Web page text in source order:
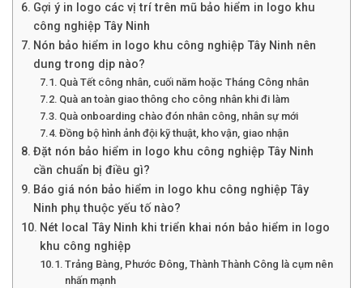
Gợi ý in logo các vị trí trên mũ bảo hiểm in logo khu
công nghiệp Tây Ninh
Nón bảo hiểm in logo khu công nghiệp Tây Ninh nên
dung trong dịp nào?
Quà Tết công nhân, cuối năm hoặc Tháng Công nhân
Quà an toàn giao thông cho công nhân khi đi làm
Quà onboarding chào đón nhân công, nhân sự mới
Đồng bộ hình ảnh đội kỹ thuật, kho vận, giao nhận
Đặt nón bảo hiểm in logo khu công nghiệp Tây Ninh
cần chuẩn bị điều gì?
Báo giá nón bảo hiểm in logo khu công nghiệp Tây
Ninh phụ thuộc yếu tố nào?
Nét local Tây Ninh khi triển khai nón bảo hiểm in logo
khu công nghiệp
Trảng Bàng, Phước Đông, Thành Thành Công là cụm nên
nhấn mạnh